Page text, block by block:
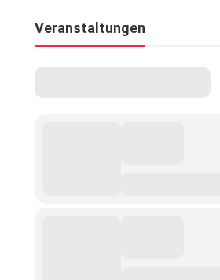
Veranstaltungen